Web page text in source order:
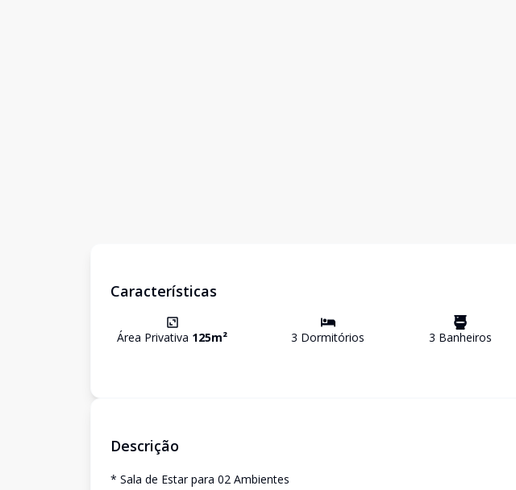
Características
Área Privativa 125m² 3 Dormitórios 3 Banheiros
Descrição
* Sala de Estar para 02 Ambientes